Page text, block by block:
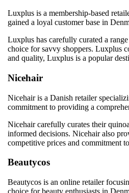
Luxplus is a membership-based
gained a loyal customer base in
Luxplus has carefully curated a
choice for savvy shoppers. Luxplus
and quality, Luxplus is a popular
Nicehair
Nicehair is a Danish retailer
commitment to providing a
Nicehair carefully curates their
informed decisions. Nicehair also
competitive prices and commitment
Beautycos
Beautycos is an online retailer